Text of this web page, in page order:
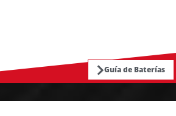
Guía de Baterías